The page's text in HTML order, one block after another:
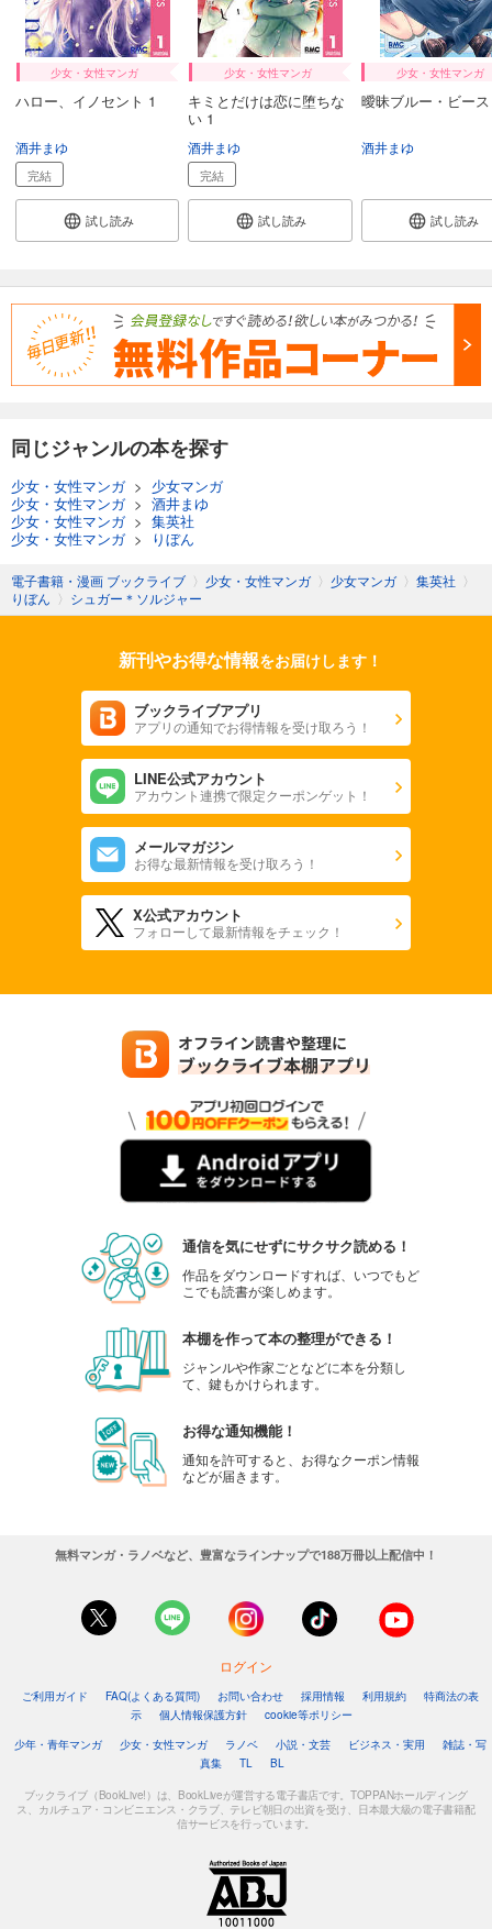
少女・女性マンガ
ハロー、イノセント 1
酒井まゆ
完結
試し読み
少女・女性マンガ
キミとだけは恋に堕ちな
い 1
酒井まゆ
完結
試し読み
少女・女性マンガ
曖昧ブルー・ビー
酒井まゆ
試し読み
同じジャンルの本を探す
少女・女性マンガ> 少女マンガ
少女・女性マンガ> 酒井まゆ
少女・女性マンガ> 集英社
少女・女性マンガ> りぼん
電子書籍・漫画 ブックライブ 〉 少女・女性マンガ 〉 少女マンガ 〉 集英社 〉
りぼん 〉 シュガー＊ソルジャー
新刊やお得な情報をお届けします！
ブックライブアプリ
アプリの通知でお得情報を受け取ろう！
LINE公式アカウント
アカウント連携で限定クーポンゲット！
メールマガジン
お得な最新情報を受け取ろう！
X公式アカウント
フォローして最新情報をチェック！
通信を気にせずにサクサク読める！
作品をダウンロードすれば、いつでもど
こでも読書が楽しめます。
本棚を作って本の整理ができる！
ジャンルや作家ごとなどに本を分類し
て、鍵もかけられます。
お得な通知機能！
通知を許可すると、お得なクーポン情報
などが届きます。
無料マンガ・ラノベなど、豊富なラインナップで188万冊以上配信中！
ログイン
ご利用ガイド FAQ(よくある質問) お問い合わせ 採用情報 利用規約
特商法の表
示
個人情報保護方針
cookie等ポリシー
少年・青年マンガ
少女・女性マンガ ラノベ 小説・文芸 ビジネス・実用
雑誌・写
真集
TL BL
ブックライブ（BookLive!）は、BookLiveが運営する電子書店です。TOPPANホールディング
ス、カルチュア・コンビニエンス・クラブ、テレビ朝日の出資を受け、日本最大級の電子書籍配
信サービスを行っています。